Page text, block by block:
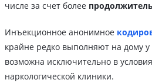
числе за счет более
Инъекционное анонимное
крайне редко выполняют на дому
возможна исключительно в
наркологической клиники.